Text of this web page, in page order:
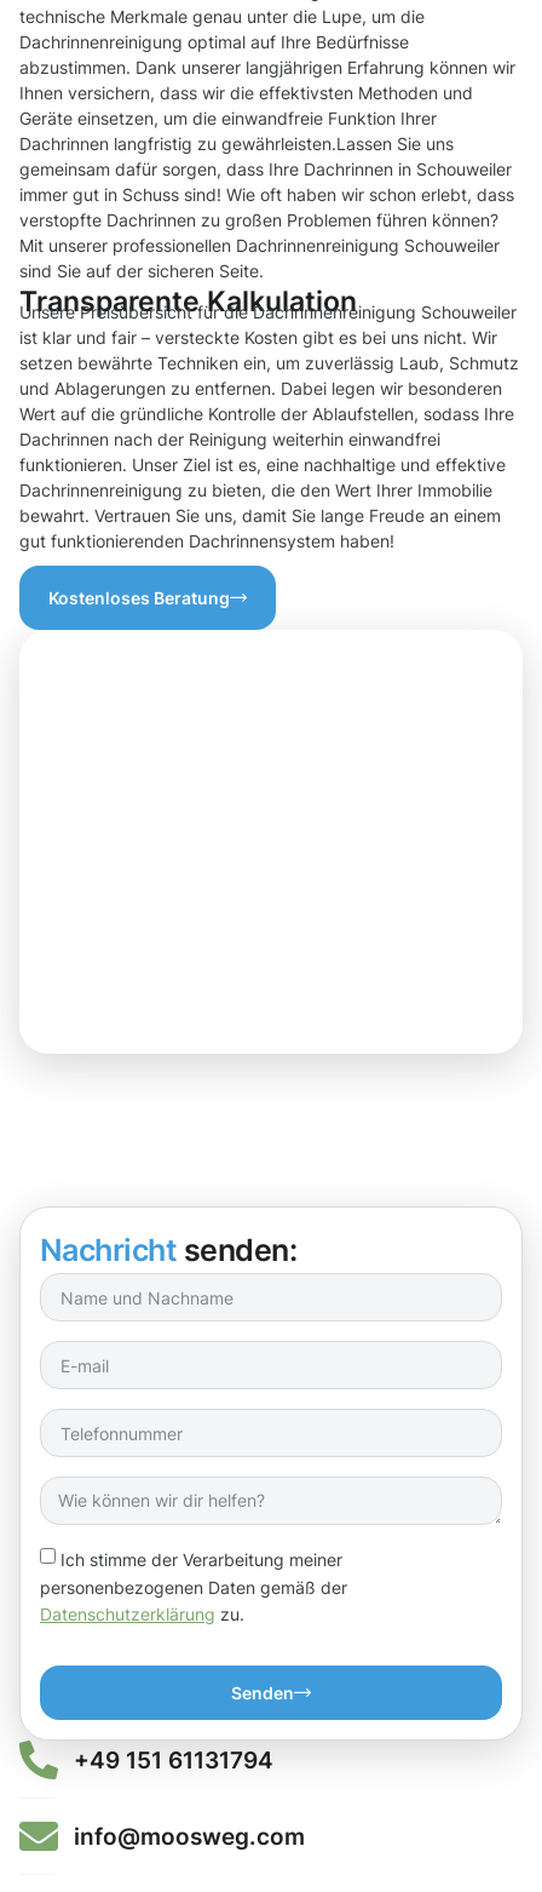
technische Merkmale genau unter die Lupe, um die
Dachrinnenreinigung optimal auf Ihre Bedürfnisse
abzustimmen. Dank unserer langjährigen Erfahrung können wir
Ihnen versichern, dass wir die effektivsten Methoden und
Geräte einsetzen, um die einwandfreie Funktion Ihrer
Dachrinnen langfristig zu gewährleisten.Lassen Sie uns
gemeinsam dafür sorgen, dass Ihre Dachrinnen in Schouweiler
immer gut in Schuss sind! Wie oft haben wir schon erlebt, dass
verstopfte Dachrinnen zu großen Problemen führen können?
Mit unserer professionellen Dachrinnenreinigung Schouweiler
sind Sie auf der sicheren Seite.
Transparente Kalkulation
Unsere Preisübersicht für die Dachrinnenreinigung Schouweiler
ist klar und fair – versteckte Kosten gibt es bei uns nicht. Wir
setzen bewährte Techniken ein, um zuverlässig Laub, Schmutz
und Ablagerungen zu entfernen. Dabei legen wir besonderen
Wert auf die gründliche Kontrolle der Ablaufstellen, sodass Ihre
Dachrinnen nach der Reinigung weiterhin einwandfrei
funktionieren. Unser Ziel ist es, eine nachhaltige und effektive
Dachrinnenreinigung zu bieten, die den Wert Ihrer Immobilie
bewahrt. Vertrauen Sie uns, damit Sie lange Freude an einem
gut funktionierenden Dachrinnensystem haben!
Kostenloses Beratung
Nachricht senden:
Ich stimme der Verarbeitung meiner
personenbezogenen Daten gemäß der
Datenschutzerklärung zu.
Senden
+49 151 61131794
info@moosweg.com